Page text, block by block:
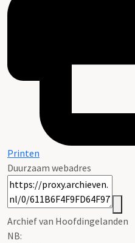
Printen
Duurzaam webadres
Archief van Hoofdingelanden
NB: